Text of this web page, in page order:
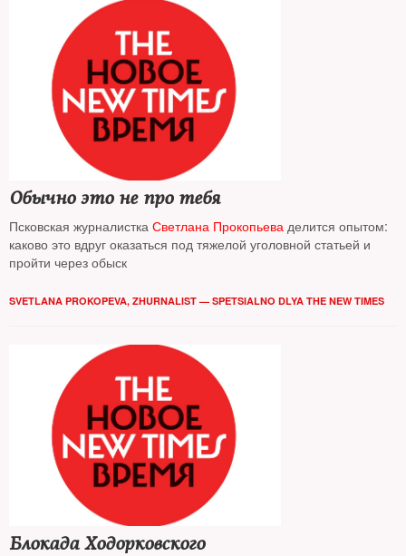
Обычно это не про тебя
Псковская журналистка Светлана Прокопьева делится опытом:
каково это вдруг оказаться под тяжелой уголовной статьей и
пройти через обыск
SVETLANA PROKOPEVA, ZHURNALIST — SPETSIALNO DLYA THE NEW TIMES
Блокада Ходорковского